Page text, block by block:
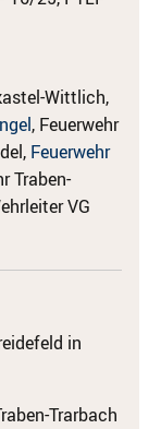
Wittlich,
, Feuerwehr
Feuerwehr
Traben-
VG
in
Trarbach